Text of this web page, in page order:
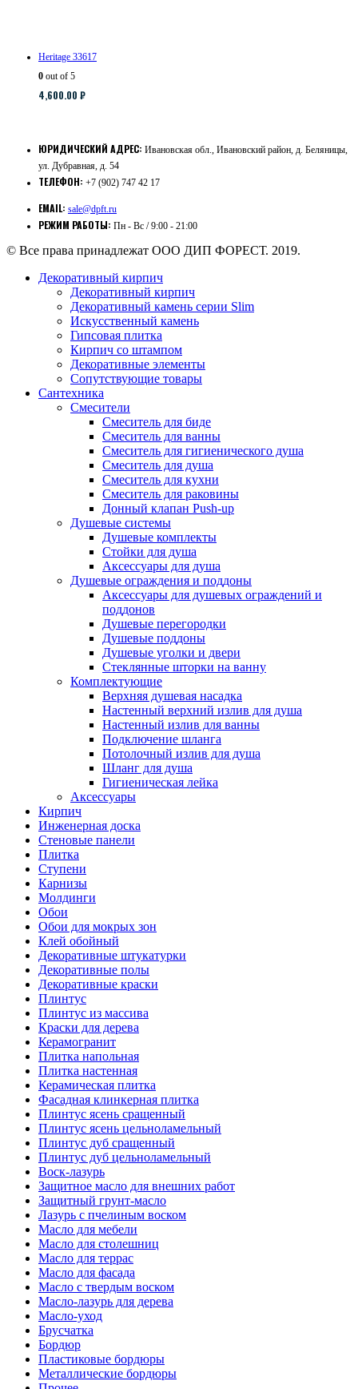
Heritage 33617
0 out of 5
4,600.00 ₽
ЮРИДИЧЕСКИЙ АДРЕС: Ивановская обл., Ивановский район, д. Беляницы,
ул. Дубравная, д. 54
ТЕЛЕФОН: +7 (902) 747 42 17
EMAIL: sale@dpft.ru
РЕЖИМ РАБОТЫ: Пн - Вс / 9:00 - 21:00
© Все права принадлежат ООО ДИП ФОРЕСТ. 2019.
Декоративный кирпич
Декоративный кирпич
Декоративный камень серии Slim
Искусственный камень
Гипсовая плитка
Кирпич со штампом
Декоративные элементы
Сопутствующие товары
Сантехника
Смесители
Смеситель для биде
Смеситель для ванны
Смеситель для гигиенического душа
Смеситель для душа
Смеситель для кухни
Смеситель для раковины
Донный клапан Push-up
Душевые системы
Душевые комплекты
Стойки для душа
Аксессуары для душа
Душевые ограждения и поддоны
Аксессуары для душевых ограждений и
поддонов
Душевые перегородки
Душевые поддоны
Душевые уголки и двери
Стеклянные шторки на ванну
Комплектующие
Верхняя душевая насадка
Настенный верхний излив для душа
Настенный излив для ванны
Подключение шланга
Потолочный излив для душа
Шланг для душа
Гигиеническая лейка
Аксессуары
Кирпич
Инженерная доска
Стеновые панели
Плитка
Ступени
Карнизы
Молдинги
Обои
Обои для мокрых зон
Клей обойный
Декоративные штукатурки
Декоративные полы
Декоративные краски
Плинтус
Плинтус из массива
Краски для дерева
Керамогранит
Плитка напольная
Плитка настенная
Керамическая плитка
Фасадная клинкерная плитка
Плинтус ясень сращенный
Плинтус ясень цельноламельный
Плинтус дуб сращенный
Плинтус дуб цельноламельный
Воск-лазурь
Защитное масло для внешних работ
Защитный грунт-масло
Лазурь с пчелиным воском
Масло для мебели
Масло для столешниц
Масло для террас
Масло для фасада
Масло с твердым воском
Масло-лазурь для дерева
Масло-уход
Брусчатка
Бордюр
Пластиковые бордюры
Металлические бордюры